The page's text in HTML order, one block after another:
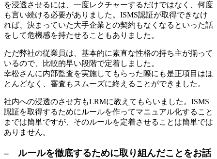
を浸透させるには、一度レクチャーするだけではなく、何度
も言い続ける必要がありました。ISMS認証が取得できなけ
れば、決まっていた大手企業との契約もなくなるといった話
をして危機感を持たせることもありました。
ただ弊社の従業員は、基本的に素直な性格の持ち主が揃って
いるので、比較的早い段階で定着しました。
幸松さんに内部監査を実施してもらった際にも是正項目はほ
とんどなく、審査もスムーズに終えることができました。
社内への浸透のさせ方もLRMに教えてもらいました。ISMS
認証を取得するためにルールを作ってマニュアル化すること
までは簡単ですが、そのルールを定着させることは簡単では
ありません。
– ルールを徹底するために取り組んだことをお話